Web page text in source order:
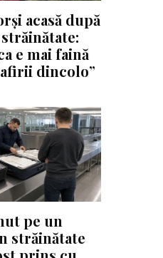
acasă după
e mai faină
dincolo”
pe un
străinătate